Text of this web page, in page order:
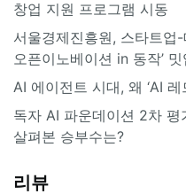
창업 지원 프로그램 시동
서울경제진흥원, 스타트업
오픈이노베이션 in 동작’
AI 에이전트 시대, 왜 ‘AI
독자 AI 파운데이션 2차 평
살펴본 승부수는?
리뷰